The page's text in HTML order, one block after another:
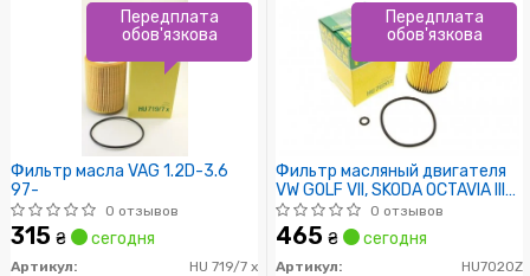
Фильтр масла VAG 1.2D-3.6
97-
0 отзывов
315 ₴ сегодня
Артикул:
HU 719/7 x
Передплата
обов'язкова
Фильтр масляный двигателя
VW GOLF VII, SKODA OCTAVIA III
1.6-2.0 TDI 13- (пр-во MANN)
0 отзывов
465 ₴ сегодня
Артикул:
HU7020Z
Передплата
обов'язкова